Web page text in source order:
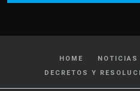
HOME NOTICIAS
DECRETOS Y